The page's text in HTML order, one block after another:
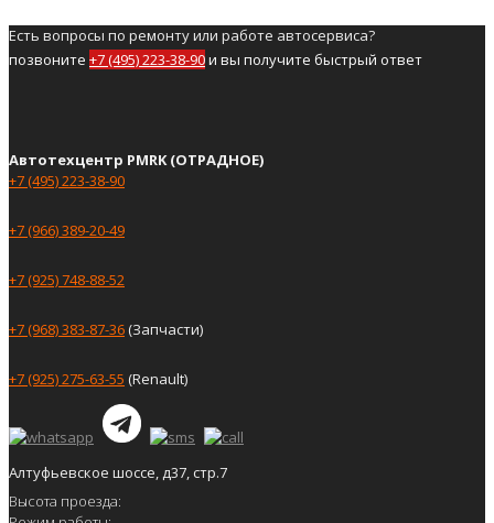
Есть вопросы по ремонту или работе автосервиса?
позвоните +7 (495) 223-38-90и вы получите быстрый ответ
Автотехцентр PMRK (ОТРАДНОЕ)
+7 (495) 223-38-90
+7 (966) 389-20-49
+7 (925) 748-88-52
+7 (968) 383-87-36(Запчасти)
+7 (925) 275-63-55 (Renault)
Алтуфьевское шоссе, д37, стр.7
Высота проезда: